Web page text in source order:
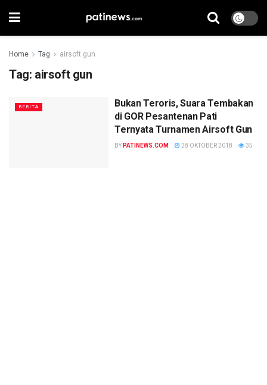
Home Tag airsoft gun
Tag: airsoft gun
BERITA
Bukan Teroris, Suara Tembakan
di GOR Pesantenan Pati
Ternyata Turnamen Airsoft Gun
BY PATINEWS.COM 28 OKTOBER 2018 35